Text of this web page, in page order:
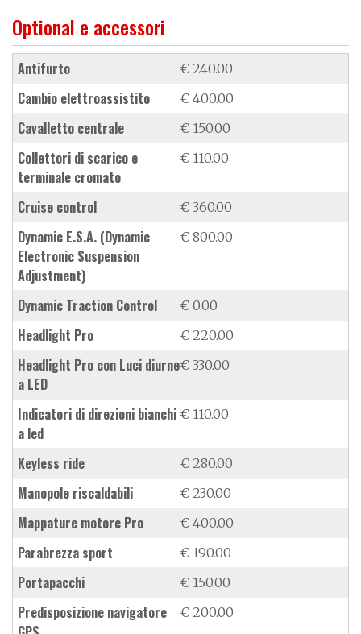
Optional e accessori
antifurto € 240.00
cambio elettroassistito € 400.00
cavalletto centrale € 150.00
collettori di scarico e
terminale cromato
€ 110.00
cruise control € 360.00
dynamic E.S.A. (Dynamic
Electronic Suspension
Adjustment)
€ 800.00
Dynamic Traction Control € 0.00
Headlight Pro € 220.00
Headlight Pro con Luci diurne
a LED
€ 330.00
indicatori di direzioni bianchi
a led
€ 110.00
keyless ride € 280.00
manopole riscaldabili € 230.00
mappature motore Pro € 400.00
parabrezza sport € 190.00
portapacchi € 150.00
predisposizione navigatore
€ 200.00